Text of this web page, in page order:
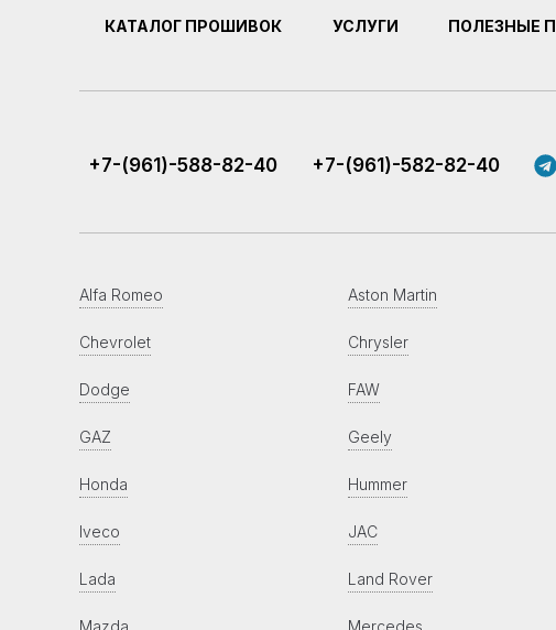
КАТАЛОГ ПРОШИВОК УСЛУГИ ПОЛЕЗНЫЕ
+7-(961)-588-82-40 +7-(961)-582-82-40
Alfa Romeo Aston Martin
Chevrolet Chrysler
Dodge FAW
GAZ Geely
Honda Hummer
Iveco JAC
Lada Land Rover
Mazda Mercedes